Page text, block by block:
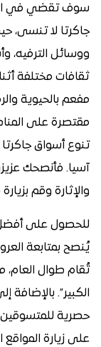
سوف تقضي في
جاكرتا لا تنسى،
ووسائل الترفيه،
ثقافات مختلفة
مفعم بالحيوية
مقتصرة على
تنوع أسواق
آسيا. فأنصحك
والإثارة وقم
للحصول على
يُنصح بمتابعة
تُقام طوال العام،
الكبير”.
حصرية للمتسوقين
على زيارة المواقع